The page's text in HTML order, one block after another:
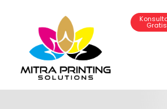
Mitra Printing Solution
Gratis